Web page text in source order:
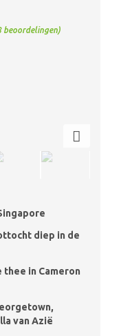
beoordelingen)
diep in de
in Cameron
van Azië